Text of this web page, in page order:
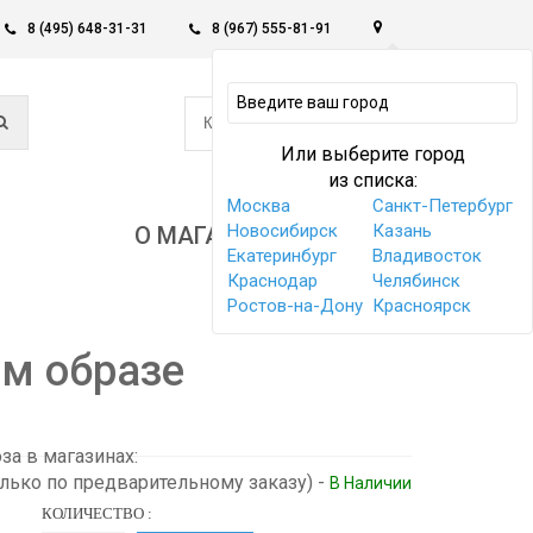
8 (495) 648-31-31 8 (967) 555-81-91
Или выберите город
из списка:
Москва
Санкт-Петербург
Новосибирск
Казань
Екатеринбург
Владивосток
Краснодар
Челябинск
Ростов-на-Дону Красноярск
КОРЗИНА -
0
О МАГАЗИНЕ
образе
в магазинах:
по предварительному заказу) - В Наличии
КОЛИЧЕСТВО :